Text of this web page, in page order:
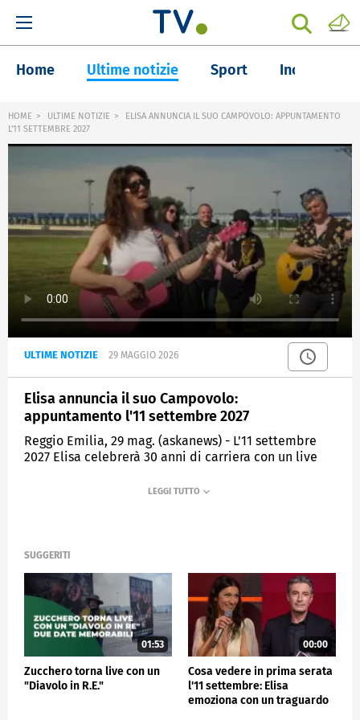
Home Ultime notizie Sport Inchieste
HOME ULTIME NOTIZIE
ELISA ANNUNCIA IL SUO CAMPOVOLO: APPUNTAMENTO
L'11 SETTEMBRE 2027
ULTIME NOTIZIE 29 MAGGIO 2026
Elisa annuncia il suo Campovolo:
appuntamento l'11 settembre 2027
Reggio Emilia, 29 mag. (askanews) - L'11 settembre
2027 Elisa celebrerà 30 anni di carriera con un live
Campovolo. A dare l'annuncio è stata la stessa
energia travolgente, festa e un profondo amore
condiviso per la musica. È un assoluto onore poter
festeggiare il mio trentennale in questo luogo. L'idea
è nata dal desiderio di creare un evento unico. Più
che una semplice celebrazione per un anniversario,
volevamo una grande scusa per fare festa tutti
insieme in un posto speciale, proponendo qualcosa
di diverso dal solito. Racconta Elisa ai giornalisti
sotto un sole cocente a Campovolo.- Per
differenziarci e dare vita a un appuntamento
SUGGERITI
01:53
Zucchero torna live con un
"Diavolo in R.E."
00:00
Cosa vedere in prima serata
l'11 settembre: Elisa
emoziona con un traguardo